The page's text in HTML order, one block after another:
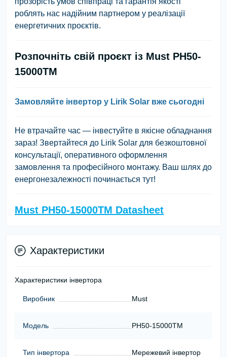
роблять нас надійним партнером у реалізації
енергетичних проєктів.
Розпочніть свій проєкт із Must PH50-
15000TM
Замовляйте інвертор у Lirik Solar вже сьогодні
Не втрачайте час — інвестуйте в якісне обладнання
зараз! Звертайтеся до Lirik Solar для безкоштовної
консультації, оперативного оформлення
замовлення та професійного монтажу. Ваш шлях до
енергонезалежності починається тут!
Must PH50-15000TM Datasheet
Характеристики
Характеристики інвертора
Виробник Must
Модель PH50-15000TM
Тип інвертора Мережевий інвертор